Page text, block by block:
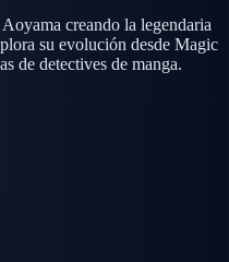
creando la legendaria
su evolución desde Magic
de detectives de manga.